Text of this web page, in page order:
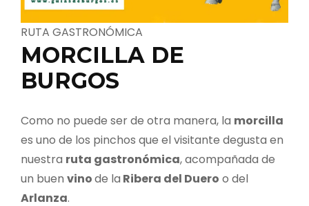
RUTA GASTRONÓMICA
MORCILLA DE
BURGOS
Como no puede ser de otra manera, la morcilla
es uno de los pinchos que el visitante degusta en
nuestra ruta gastronómica, acompañada de
un buen vinode la Ribera del Duero o del
Arlanza.